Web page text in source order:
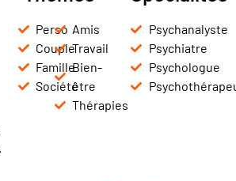
Perso
Couple
Famille
Société
Amis
Travail
Bien-
être
Thérapies
Psychanalyste
Psychiatre
Psychologue